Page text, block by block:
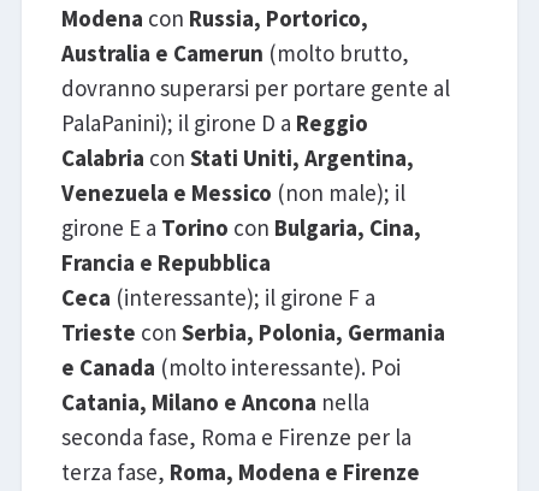
Modena con Russia, Portorico,
Australia e Camerun (molto brutto,
dovranno superarsi per portare gente al
PalaPanini); il girone D a Reggio
Calabria con Stati Uniti, Argentina,
Venezuela e Messico (non male); il
girone E a Torino con Bulgaria, Cina,
Francia e Repubblica
Ceca (interessante); il girone F a
Trieste con Serbia, Polonia, Germania
e Canada (molto interessante). Poi
Catania, Milano e Ancona nella
seconda fase, Roma e Firenze per la
terza fase, Roma, Modena e Firenze